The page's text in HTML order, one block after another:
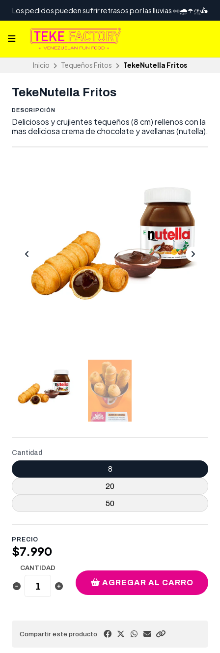
Los pedidos pueden sufrir retrasos por las lluvias 👀🌧️☂️⛈️🛵
Inicio Tequeños Fritos TekeNutella Fritos
TekeNutella Fritos
DESCRIPCIÓN
Deliciosos y crujientes tequeños (8 cm) rellenos con la
mas deliciosa crema de chocolate y avellanas (nutella).
Cantidad
8
20
50
PRECIO
$7.990
CANTIDAD
AGREGAR AL CARRO
Compartir este producto